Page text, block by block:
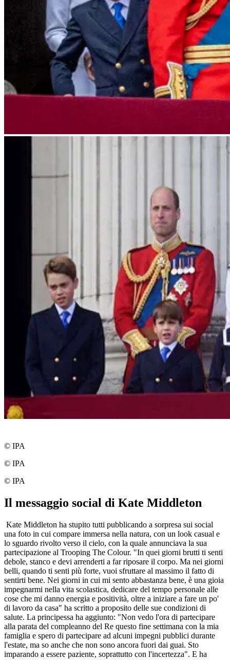
© IPA
© IPA
© IPA
Il messaggio social di Kate Middleton
Kate Middleton ha stupito tutti pubblicando a sorpresa sui social
una foto in cui compare immersa nella natura, con un look casual e
lo sguardo rivolto verso il cielo, con la quale annunciava la sua
partecipazione al Trooping The Colour. "In quei giorni brutti ti senti
debole, stanco e devi arrenderti a far riposare il corpo. Ma nei giorni
belli, quando ti senti più forte, vuoi sfruttare al massimo il fatto di
sentirti bene. Nei giorni in cui mi sento abbastanza bene, è una gioia
impegnarmi nella vita scolastica, dedicare del tempo personale alle
cose che mi danno energia e positività, oltre a iniziare a fare un po'
di lavoro da casa" ha scritto a proposito delle sue condizioni di
salute. La principessa ha aggiunto: "Non vedo l'ora di partecipare
alla parata del compleanno del Re questo fine settimana con la mia
famiglia e spero di partecipare ad alcuni impegni pubblici durante
l'estate, ma so anche che non sono ancora fuori dai guai. Sto
imparando a essere paziente, soprattutto con l'incertezza". E ha